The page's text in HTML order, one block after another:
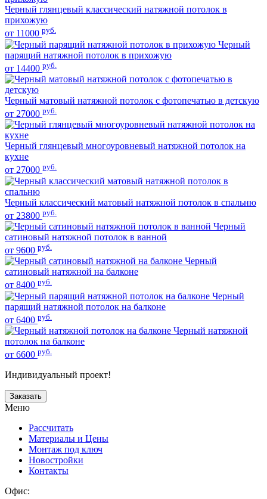
Черный глянцевый классический натяжной потолок в
прихожую
от 11000 руб.
Черный
парящий натяжной потолок в прихожую
от 14400 руб.
Черный матовый натяжной потолок с фотопечатью в детскую
от 27000 руб.
Черный глянцевый многоуровневый натяжной потолок на
кухне
от 27000 руб.
Черный классический матовый натяжной потолок в спальню
от 23800 руб.
Черный
сатиновый натяжной потолок в ванной
от 9600 руб.
Черный
сатиновый натяжной на балконе
от 8400 руб.
Черный
парящий натяжной потолок на балконе
от 6400 руб.
Черный натяжной
потолок на балконе
от 6600 руб.
Индивидуальный проект!
Заказать
Меню
Рассчитать
Материалы и Цены
Монтаж под ключ
Новостройки
Контакты
Офис: